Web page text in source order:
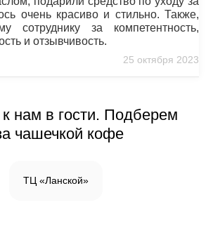
очень красиво и стильно. Также,
сотруднику за компетентность,
и отзывчивость.
25 октября 2023
нам в гости. Подберем
чашечкой кофе
ТЦ «Ланской»